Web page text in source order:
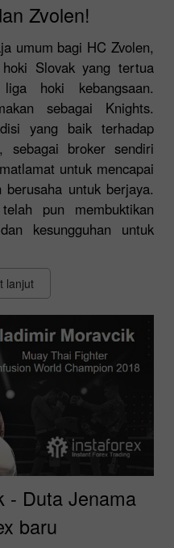
Zvolen!
umum bagi HC Zvolen,
Slovak yang tertua
hoki kebangsaan.
sebagai Knights.
yang baik terhadap
sebagai broker sendiri
untuk mencapai
untuk berjaya.
pun membuktikan
kesungguhan untuk
lanjut
- Duta Jenama
baru